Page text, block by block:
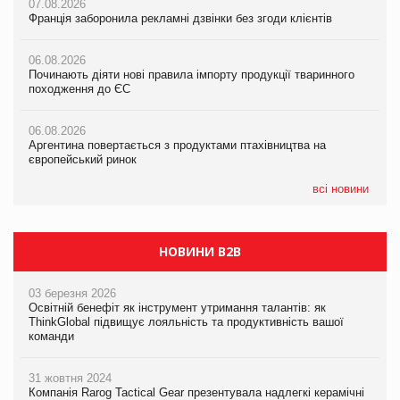
07.08.2026
Франція заборонила рекламні дзвінки без згоди клієнтів
06.08.2026
Починають діяти нові правила імпорту продукції тваринного
походження до ЄС
06.08.2026
Аргентина повертається з продуктами птахівництва на
європейський ринок
всі новини
налічуватиме 374 магазини
Російська атака 5 серпня стала одним із наймасштабніших
ударів по українському бізнесу за час повномасштабної війни
Смачне поповнення дитячого меню: у VARUS з’явилися
новинки від ТМ ТОКЕРИ
07.08.2026
Франція заборонила рекламні дзвінки без згоди клієнтів
06.08.2026
Починають діяти нові правила імпорту продукції тваринного
походження до ЄС
06.08.2026
Аргентина повертається з продуктами птахівництва на
європейський ринок
НОВИНИ B2B
03 березня 2026
Освітній бенефіт як інструмент утримання талантів: як
ThinkGlobal підвищує лояльність та продуктивність вашої
команди
31 жовтня 2024
Компанія Rarog Tactical Gear презентувала надлегкі керамічні